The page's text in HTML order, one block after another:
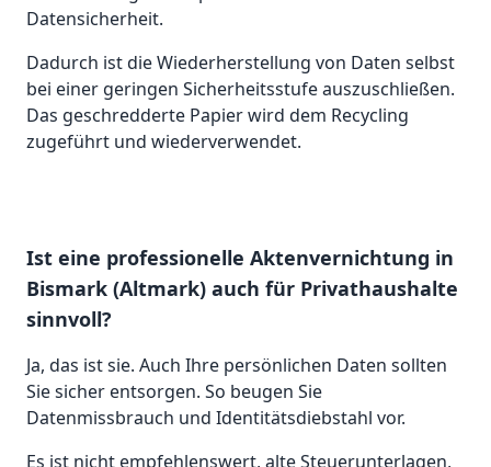
Datensicherheit.
Dadurch ist die Wiederherstellung von Daten selbst
bei einer geringen Sicherheitsstufe auszuschließen.
Das geschredderte Papier wird dem Recycling
zugeführt und wiederverwendet.
Ist eine professionelle Aktenvernichtung in
Bismark (Altmark) auch für Privathaushalte
sinnvoll?
Ja, das ist sie. Auch Ihre persönlichen Daten sollten
Sie sicher entsorgen. So beugen Sie
Datenmissbrauch und Identitätsdiebstahl vor.
Es ist nicht empfehlenswert, alte Steuerunterlagen,